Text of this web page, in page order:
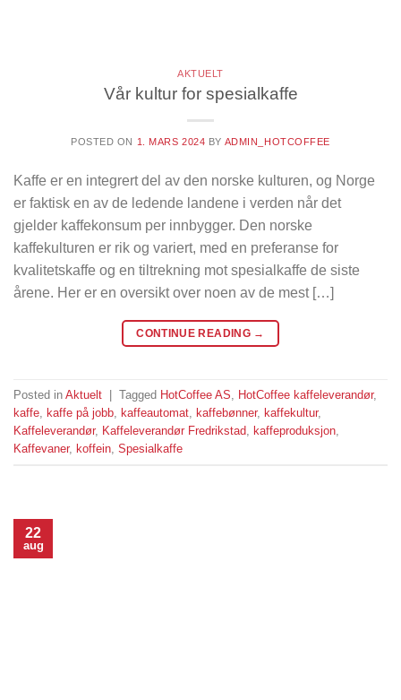
AKTUELT
Vår kultur for spesialkaffe
POSTED ON 1. MARS 2024 BY ADMIN_HOTCOFFEE
Kaffe er en integrert del av den norske kulturen, og Norge
er faktisk en av de ledende landene i verden når det
gjelder kaffekonsum per innbygger. Den norske
kaffekulturen er rik og variert, med en preferanse for
kvalitetskaffe og en tiltrekning mot spesialkaffe de siste
årene. Her er en oversikt over noen av de mest […]
CONTINUE READING →
Posted in Aktuelt | Tagged HotCoffee AS HotCoffee kaffeleverandør,
kaffe kaffe på jobb kaffeautomat kaffebønner, kaffekultur,
Kaffeleverandør, Kaffeleverandør Fredrikstad kaffeproduksjon
Kaffevaner, koffein Spesialkaffe
22
aug